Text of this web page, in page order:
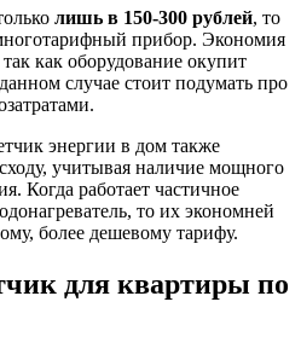
лишь в 150-300 рублей, то
прибор. Экономия
как оборудование окупит
случае стоит подумать про
энергии в дом также
учитывая наличие мощного
Когда работает частичное
то их экономней
более дешевому тарифу.
для квартиры по